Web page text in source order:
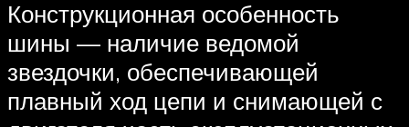
Конструкционная особенность
шины — наличие ведомой
звездочки, обеспечивающей
плавный ход цепи и снимающей с